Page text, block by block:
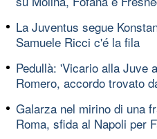
La Juventus segue
Samuele Ricci c'é la fila
Pedullà: 'Vicario alla Juve
Romero, accordo trovato
Galarza nel mirino di una
Roma, sfida al Napoli per